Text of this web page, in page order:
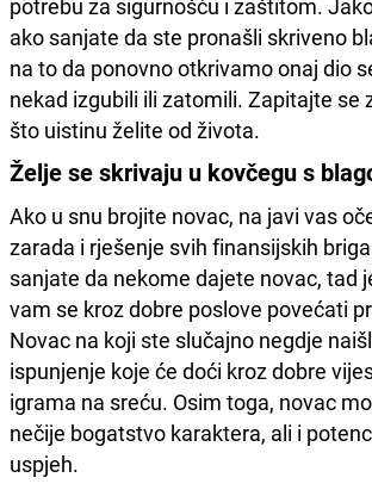
ako sanjate da ste pronašli skriveno
na to da ponovno otkrivamo onaj dio
nekad izgubili ili zatomili. Zapitajte se
što uistinu želite od života.
Želje se skrivaju u kovčegu s
Ako u snu brojite novac, na javi vas
zarada i rješenje svih finansijskih
sanjate da nekome dajete novac, tad
vam se kroz dobre poslove povećati
Novac na koji ste slučajno negdje
ispunjenje koje će doći kroz dobre
igrama na sreću. Osim toga, novac
nečije bogatstvo karaktera, ali i
uspjeh.